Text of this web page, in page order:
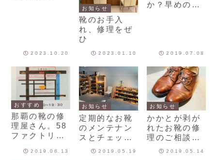
2023.10.20
お知らせ
靴のお手入
れ、修理をぜ
ひ
2023.01.10
か？早めの修
2019.07.08
おすすめ
那覇の靴の修
理屋さん。58
ファクトリー
をいただきま
2019.06.13
お知らせ
定期的なお靴
のメンテナン
スとチェック
をお勧めいた
2019.05.19
お知らせ
かかとが剥が
れたお靴の修
理のご相談も
お気軽にして
2019.05.14